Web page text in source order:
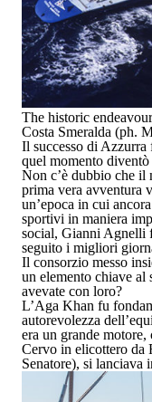
The historic
Costa Smeralda (ph.
Il successo di Azzurra
quel momento
Non c’è dubbio che il
prima vera avventura
un’epoca in cui
sportivi in maniera
social, Gianni Agnelli
seguito i migliori
Il consorzio messo
un elemento chiave al
avevate con loro?
L’Aga Khan fu
autorevolezza
era un grande
Cervo in elicottero da
Senatore), si lanciava